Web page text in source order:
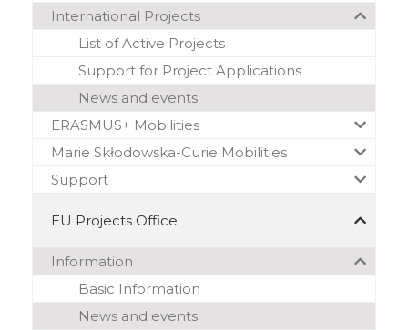
International Projects
List of Active Projects
Support for Project Applications
News and events
ERASMUS+ Mobilities
Marie Skłodowska-Curie Mobilities
Support
EU Projects Office
Information
Basic Information
News and events